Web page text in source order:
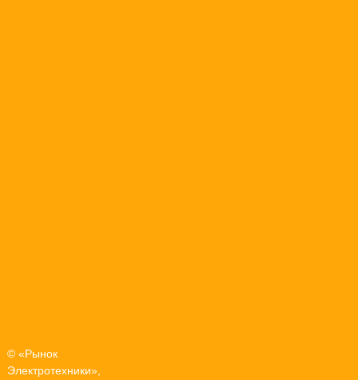
© «Рынок
Электротехники»,